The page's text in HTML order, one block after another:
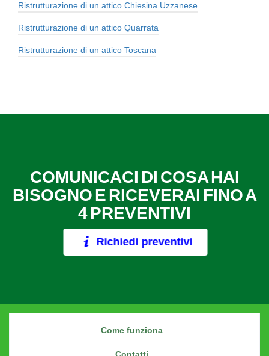
Ristrutturazione di un attico Chiesina Uzzanese
Ristrutturazione di un attico Quarrata
Ristrutturazione di un attico Toscana
COMUNICACI DI COSA HAI
BISOGNO E RICEVERAI FINO A
4 PREVENTIVI
Richiedi preventivi
Come funziona
Contatti